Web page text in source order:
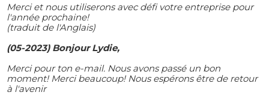
Merci et nous utiliserons avec défi votre entreprise pour
l'année prochaine!
(traduit de l'Anglais)
(05-2023) Bonjour Lydie,
Merci pour ton e-mail. Nous avons passé un bon
moment! Merci beaucoup! Nous espérons être de retour
à l'avenir